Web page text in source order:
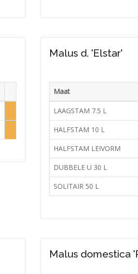
Voorraad
Malus d. 'Elstar'
Maat
LAAGSTAM 7.5 L
HALFSTAM 10 L
HALFSTAM LEIVORM
DUBBELE U 30 L
SOLITAIR 50 L
Malus domestica